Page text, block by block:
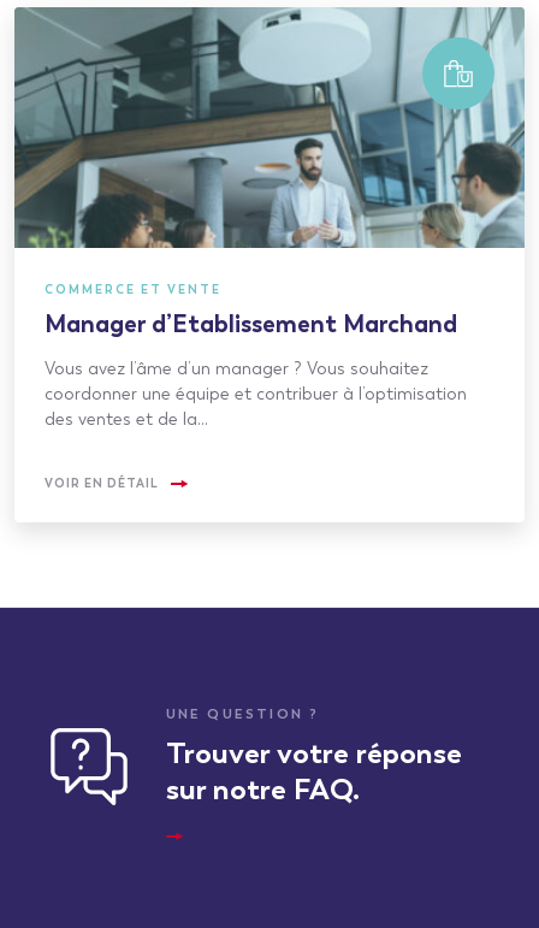
COMMERCE ET VENTE
Manager d’Etablissement Marchand
Vous avez l’âme d’un manager ? Vous souhaitez
coordonner une équipe et contribuer à l’optimisation
des ventes et de la…
VOIR EN DÉTAIL
UNE QUESTION ?
Trouver votre réponse
sur notre FAQ.